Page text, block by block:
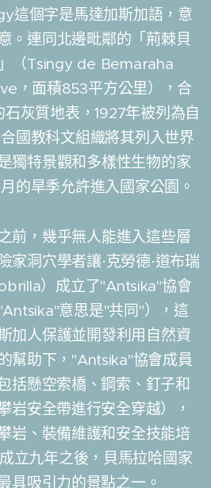
這個字是馬達加斯加語，意
。連同北邊毗鄰的「荊棘貝
（Tsingy de Bemaraha
，面積853平方公里），合
灰質地表，1927年被列為自
國教科文組織將其列入世界
獨特景觀和多樣性生物的家
的旱季允許進入國家公園。
前，幾乎無人能進入這些層
家洞穴學者讓·克勞德·道布瑞
）成立了"Antsika"協會
意思是"共同"），這
加人保護並開發利用自然資
幫助下，"Antsika"協會成員
括懸空索橋、鋼索、釘子和
岩安全帶進行安全穿越），
岩、裝備維護和安全技能培
立九年之後，貝馬拉哈國家
具吸引力的景點之一。